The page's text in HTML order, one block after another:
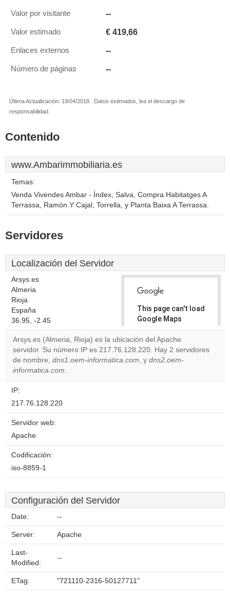
Valor por visitante --
Valor estimado € 419,66
Enlaces externos --
Número de páginas --
Última Actualización: 19/04/2018 . Datos estimados, lea el descargo de
responsabilidad.
Contenido
www.Ambarimmobiliaria.es
Temas:
Venda Vivendes Ambar - Índex, Salva, Compra Habitatges A
Terrassa, Ramón Y Cajal, Torrella, y Planta Baixa A Terrassa.
Servidores
Localización del Servidor
Arsys.es
Almeria
Rioja
España
36.95, -2.45
This page can't load
Google Maps
correctly.
Do you
own this
Arsys.es (Almeria, Rioja) es la ubicación del Apache
servidor. Su número IP es 217.76.128.220. Hay 2 servidores
de nombre, dns1.oem-informatica.com, y dns2.oem-
informatica.com.
IP:
217.76.128.220
Servidor web:
Apache
Codificación:
iso-8859-1
Configuración del Servidor
Date: --
Server: Apache
Last-
Modified:
--
ETag: "721110-2316-50127711"